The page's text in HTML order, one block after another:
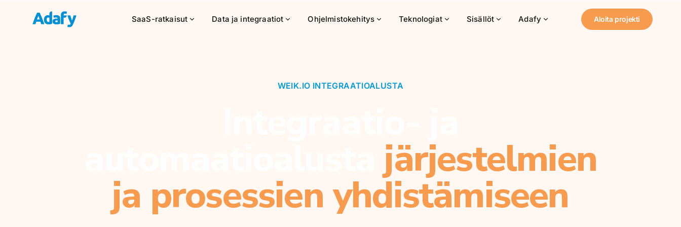
SaaS-ratkaisut Data ja integraatiot Ohjelmistokehitys Teknologiat Sisällöt Adafy Aloita projekti
WEIK.IO INTEGRAATIOALUSTA
järjestelmien
ja prosessien yhdistämiseen